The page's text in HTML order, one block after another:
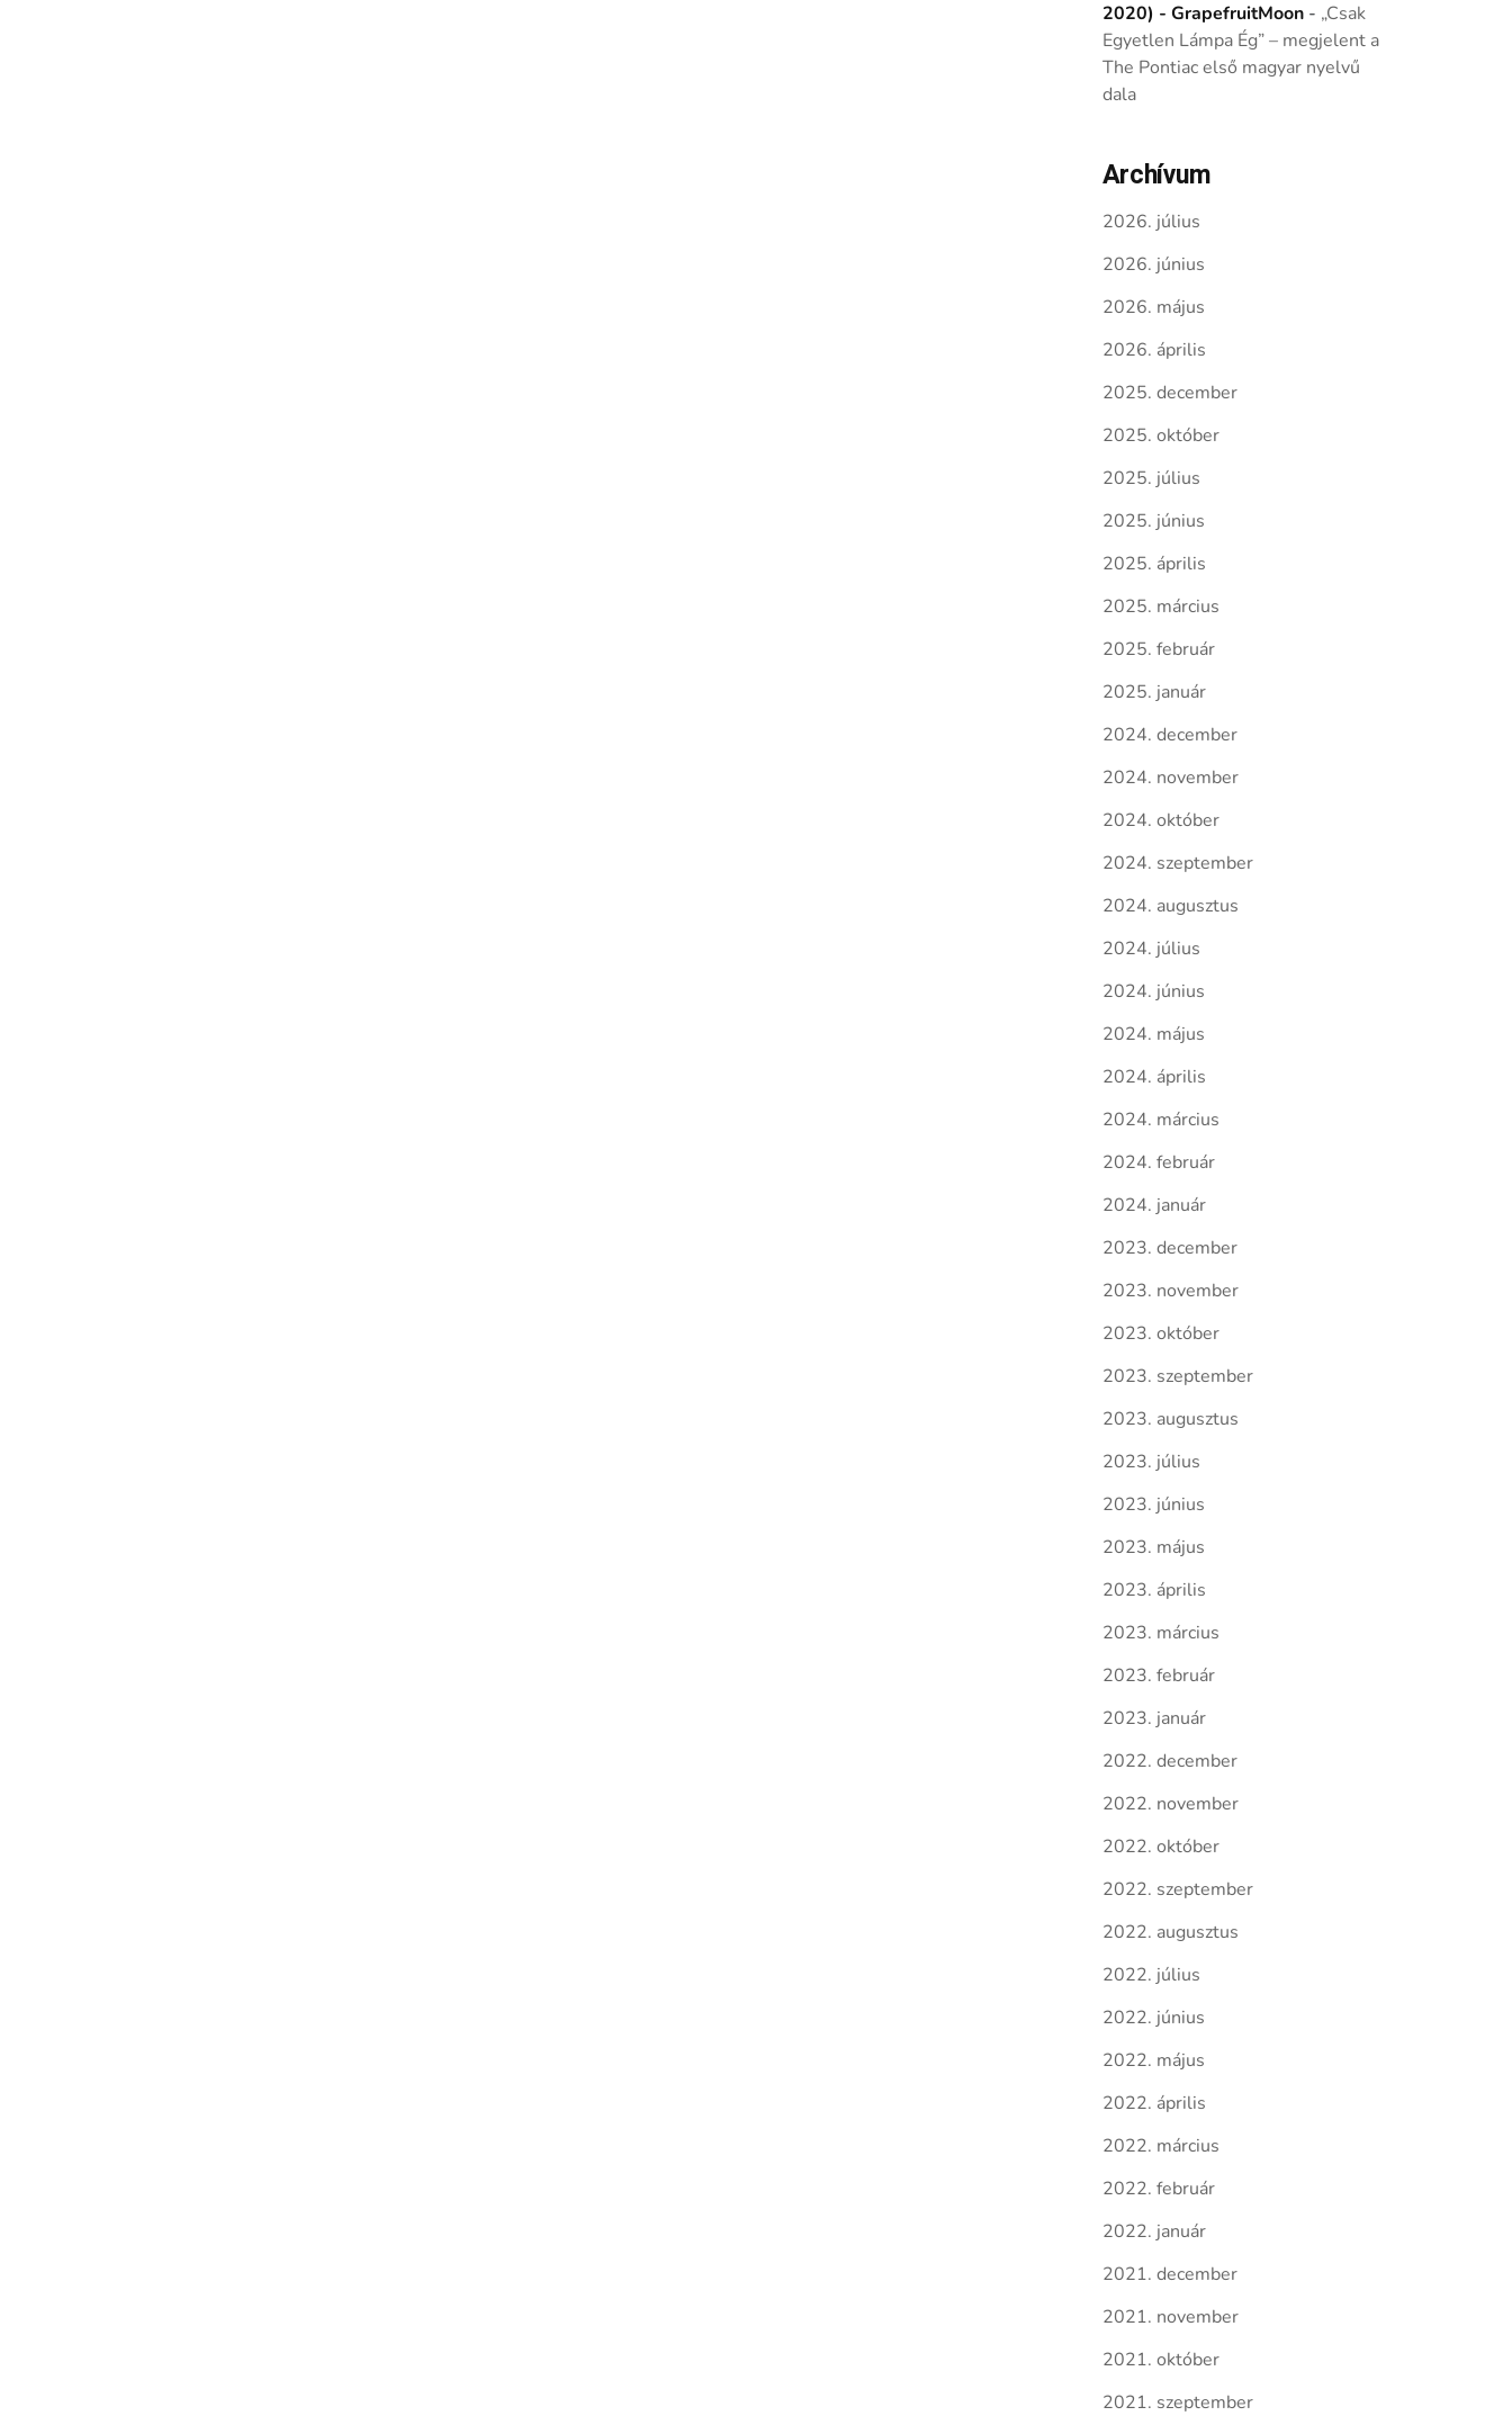
2020) - GrapefruitMoon- „Csak
Egyetlen Lámpa Ég” – megjelent a
The Pontiac első magyar nyelvű
dala
Archívum
2026. július
2026. június
2026. május
2026. április
2025. december
2025. október
2025. július
2025. június
2025. április
2025. március
2025. február
2025. január
2024. december
2024. november
2024. október
2024. szeptember
2024. augusztus
2024. július
2024. június
2024. május
2024. április
2024. március
2024. február
2024. január
2023. december
2023. november
2023. október
2023. szeptember
2023. augusztus
2023. július
2023. június
2023. május
2023. április
2023. március
2023. február
2023. január
2022. december
2022. november
2022. október
2022. szeptember
2022. augusztus
2022. július
2022. június
2022. május
2022. április
2022. március
2022. február
2022. január
2021. december
2021. november
2021. október
2021. szeptember